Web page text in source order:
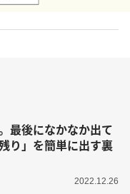
最後になかなか出て
り」を簡単に出す裏
2022.12.26